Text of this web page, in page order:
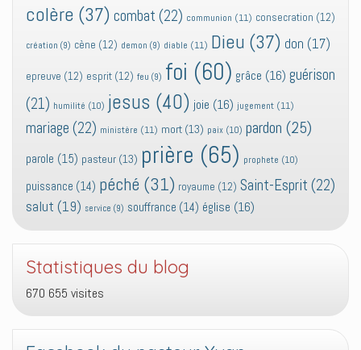
colère (37) combat (22) communion (11) consecration (12)
création (9) cène (12) demon (9) diable (11) Dieu (37) don (17)
epreuve (12) esprit (12) feu (9) foi (60) grâce (16) guérison
(21) humilité (10) jesus (40) joie (16) jugement (11)
mariage (22) ministère (11) mort (13) paix (10) pardon (25)
parole (15) pasteur (13) prière (65) prophete (10)
puissance (14) péché (31) royaume (12) Saint-Esprit (22)
salut (19) service (9) souffrance (14) église (16)
Statistiques du blog
670 655 visites